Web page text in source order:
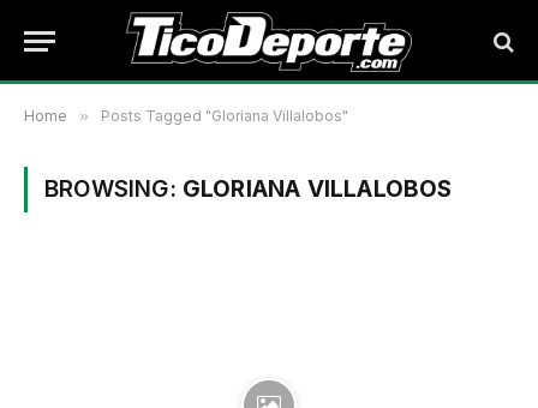
Home » Posts Tagged "Gloriana Villalobos"
BROWSING: GLORIANA VILLALOBOS